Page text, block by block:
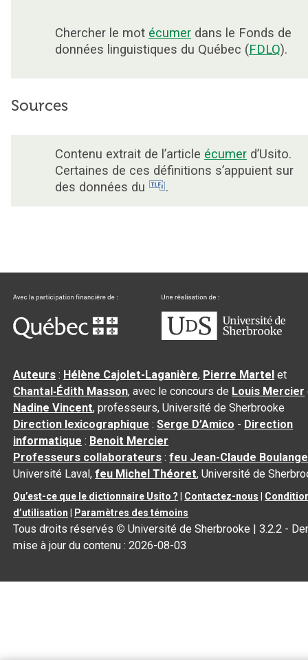
Chercher le mot écumer dans le Fonds de
données linguistiques du Québec (FDLQ).
Sources
Contenu extrait de l’article écumer d’Usito.
Certaines de ces définitions s’appuient sur
des données du
.
Auteurs : Hélène Cajolet-Laganière, Pierre Martel et
Chantal‑Édith Masson, avec le concours de Louis Mercier
Nadine Vincent, professeurs, Université de Sherbrooke
Direction lexicographique :Serge D’Amico - Direction
informatique : Benoit Mercier
Professeurs collaborateurs :feu Jean-Claude
Université Laval,feu Michel Théoret, Université de
Qu’est-ce que le dictionnaire Usito ? Contactez-nous
d’utilisation
Paramètres des témoins
Tous droits réservés © Université de Sherbrooke |3.2.2 -
mise à jour du contenu :2026-08-03